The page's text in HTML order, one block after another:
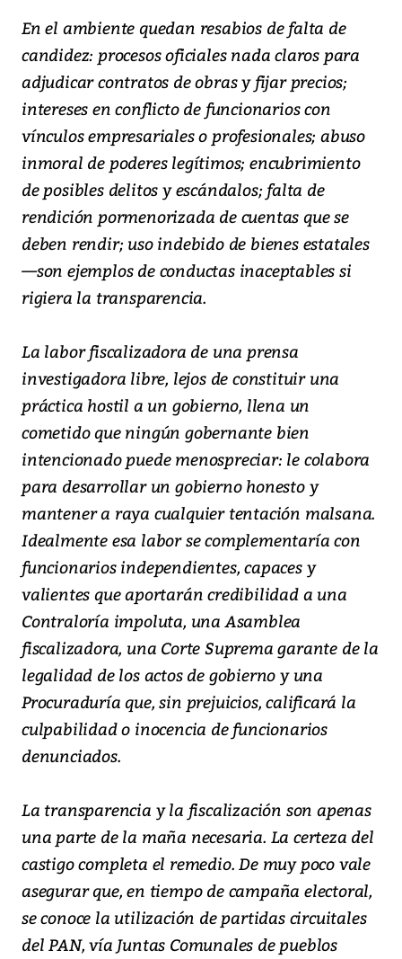
En el ambiente quedan resabios de falta de
candidez: procesos oficiales nada claros para
adjudicar contratos de obras y fijar precios;
intereses en conflicto de funcionarios con
vínculos empresariales o profesionales; abuso
inmoral de poderes legítimos; encubrimiento
de posibles delitos y escándalos; falta de
rendición pormenorizada de cuentas que se
deben rendir; uso indebido de bienes estatales
—son ejemplos de conductas inaceptables si
rigiera la transparencia.
La labor fiscalizadora de una prensa
investigadora libre, lejos de constituir una
práctica hostil a un gobierno, llena un
cometido que ningún gobernante bien
intencionado puede menospreciar: le colabora
para desarrollar un gobierno honesto y
mantener a raya cualquier tentación malsana.
Idealmente esa labor se complementaría con
funcionarios independientes, capaces y
valientes que aportarán credibilidad a una
Contraloría impoluta, una Asamblea
fiscalizadora, una Corte Suprema garante de la
legalidad de los actos de gobierno y una
Procuraduría que, sin prejuicios, calificará la
culpabilidad o inocencia de funcionarios
denunciados.
La transparencia y la fiscalización son apenas
una parte de la maña necesaria. La certeza del
castigo completa el remedio. De muy poco vale
asegurar que, en tiempo de campaña electoral,
se conoce la utilización de partidas circuitales
del PAN, vía Juntas Comunales de pueblos